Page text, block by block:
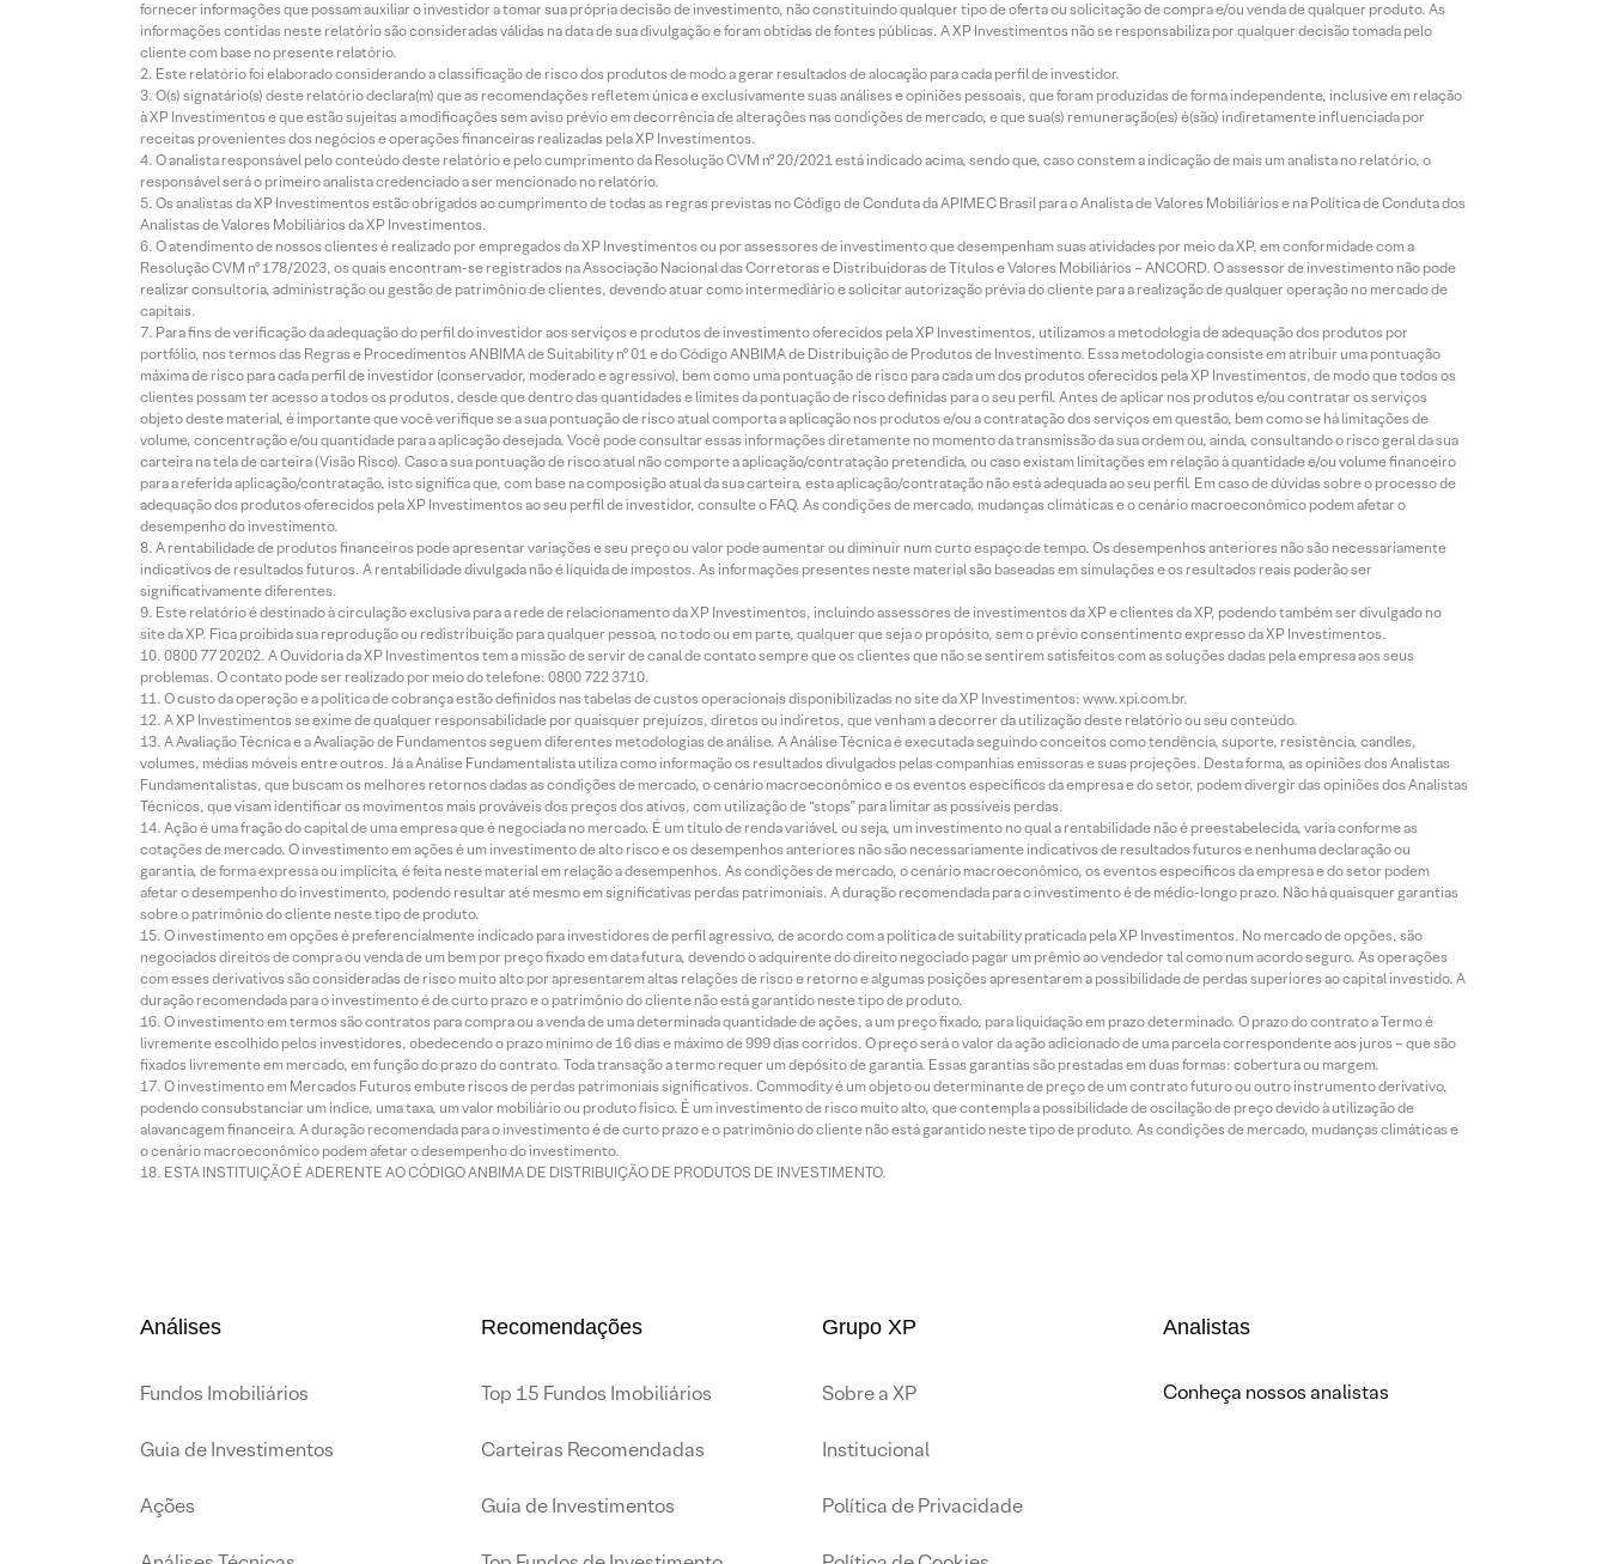
fornecer informações que possam auxiliar o investidor a tomar sua própria decisão de investimento, não constituindo qualquer tipo de oferta ou solicitação de compra e/ou venda de qualquer produto. As
informações contidas neste relatório são consideradas válidas na data de sua divulgação e foram obtidas de fontes públicas. A XP Investimentos não se responsabiliza por qualquer decisão tomada pelo
cliente com base no presente relatório.
Este relatório foi elaborado considerando a classificação de risco dos produtos de modo a gerar resultados de alocação para cada perfil de investidor.
O(s) signatário(s) deste relatório declara(m) que as recomendações refletem única e exclusivamente suas análises e opiniões pessoais, que foram produzidas de forma independente, inclusive em relação
à XP Investimentos e que estão sujeitas a modificações sem aviso prévio em decorrência de alterações nas condições de mercado, e que sua(s) remuneração(es) é(são) indiretamente influenciada por
receitas provenientes dos negócios e operações financeiras realizadas pela XP Investimentos.
O analista responsável pelo conteúdo deste relatório e pelo cumprimento da Resolução CVM nº 20/2021 está indicado acima, sendo que, caso constem a indicação de mais um analista no relatório, o
responsável será o primeiro analista credenciado a ser mencionado no relatório.
Os analistas da XP Investimentos estão obrigados ao cumprimento de todas as regras previstas no Código de Conduta da APIMEC Brasil para o Analista de Valores Mobiliários e na Política de Conduta dos
Analistas de Valores Mobiliários da XP Investimentos.
O atendimento de nossos clientes é realizado por empregados da XP Investimentos ou por assessores de investimento que desempenham suas atividades por meio da XP, em conformidade com a
Resolução CVM nº 178/2023, os quais encontram-se registrados na Associação Nacional das Corretoras e Distribuidoras de Títulos e Valores Mobiliários – ANCORD. O assessor de investimento não pode
realizar consultoria, administração ou gestão de patrimônio de clientes, devendo atuar como intermediário e solicitar autorização prévia do cliente para a realização de qualquer operação no mercado de
capitais.
Para fins de verificação da adequação do perfil do investidor aos serviços e produtos de investimento oferecidos pela XP Investimentos, utilizamos a metodologia de adequação dos produtos por
portfólio, nos termos das Regras e Procedimentos ANBIMA de Suitability nº 01 e do Código ANBIMA de Distribuição de Produtos de Investimento. Essa metodologia consiste em atribuir uma pontuação
máxima de risco para cada perfil de investidor (conservador, moderado e agressivo), bem como uma pontuação de risco para cada um dos produtos oferecidos pela XP Investimentos, de modo que todos os
clientes possam ter acesso a todos os produtos, desde que dentro das quantidades e limites da pontuação de risco definidas para o seu perfil. Antes de aplicar nos produtos e/ou contratar os serviços
objeto deste material, é importante que você verifique se a sua pontuação de risco atual comporta a aplicação nos produtos e/ou a contratação dos serviços em questão, bem como se há limitações de
volume, concentração e/ou quantidade para a aplicação desejada. Você pode consultar essas informações diretamente no momento da transmissão da sua ordem ou, ainda, consultando o risco geral da sua
carteira na tela de carteira (Visão Risco). Caso a sua pontuação de risco atual não comporte a aplicação/contratação pretendida, ou caso existam limitações em relação à quantidade e/ou volume financeiro
para a referida aplicação/contratação, isto significa que, com base na composição atual da sua carteira, esta aplicação/contratação não está adequada ao seu perfil. Em caso de dúvidas sobre o processo de
adequação dos produtos oferecidos pela XP Investimentos ao seu perfil de investidor, consulte o FAQ. As condições de mercado, mudanças climáticas e o cenário macroeconômico podem afetar o
desempenho do investimento.
A rentabilidade de produtos financeiros pode apresentar variações e seu preço ou valor pode aumentar ou diminuir num curto espaço de tempo. Os desempenhos anteriores não são necessariamente
indicativos de resultados futuros. A rentabilidade divulgada não é líquida de impostos. As informações presentes neste material são baseadas em simulações e os resultados reais poderão ser
significativamente diferentes.
Este relatório é destinado à circulação exclusiva para a rede de relacionamento da XP Investimentos, incluindo assessores de investimentos da XP e clientes da XP, podendo também ser divulgado no
site da XP. Fica proibida sua reprodução ou redistribuição para qualquer pessoa, no todo ou em parte, qualquer que seja o propósito, sem o prévio consentimento expresso da XP Investimentos.
0800 77 20202. A Ouvidoria da XP Investimentos tem a missão de servir de canal de contato sempre que os clientes que não se sentirem satisfeitos com as soluções dadas pela empresa aos seus
problemas. O contato pode ser realizado por meio do telefone: 0800 722 3710.
O custo da operação e a política de cobrança estão definidos nas tabelas de custos operacionais disponibilizadas no site da XP Investimentos: www.xpi.com.br.
A XP Investimentos se exime de qualquer responsabilidade por quaisquer prejuízos, diretos ou indiretos, que venham a decorrer da utilização deste relatório ou seu conteúdo.
A Avaliação Técnica e a Avaliação de Fundamentos seguem diferentes metodologias de análise. A Análise Técnica é executada seguindo conceitos como tendência, suporte, resistência, candles,
volumes, médias móveis entre outros. Já a Análise Fundamentalista utiliza como informação os resultados divulgados pelas companhias emissoras e suas projeções. Desta forma, as opiniões dos Analistas
Fundamentalistas, que buscam os melhores retornos dadas as condições de mercado, o cenário macroeconômico e os eventos específicos da empresa e do setor, podem divergir das opiniões dos Analistas
Técnicos, que visam identificar os movimentos mais prováveis dos preços dos ativos, com utilização de “stops” para limitar as possíveis perdas.
Ação é uma fração do capital de uma empresa que é negociada no mercado. É um título de renda variável, ou seja, um investimento no qual a rentabilidade não é preestabelecida, varia conforme as
cotações de mercado. O investimento em ações é um investimento de alto risco e os desempenhos anteriores não são necessariamente indicativos de resultados futuros e nenhuma declaração ou
garantia, de forma expressa ou implícita, é feita neste material em relação a desempenhos. As condições de mercado, o cenário macroeconômico, os eventos específicos da empresa e do setor podem
afetar o desempenho do investimento, podendo resultar até mesmo em significativas perdas patrimoniais. A duração recomendada para o investimento é de médio-longo prazo. Não há quaisquer garantias
sobre o patrimônio do cliente neste tipo de produto.
O investimento em opções é preferencialmente indicado para investidores de perfil agressivo, de acordo com a política de suitability praticada pela XP Investimentos. No mercado de opções, são
negociados direitos de compra ou venda de um bem por preço fixado em data futura, devendo o adquirente do direito negociado pagar um prêmio ao vendedor tal como num acordo seguro. As operações
com esses derivativos são consideradas de risco muito alto por apresentarem altas relações de risco e retorno e algumas posições apresentarem a possibilidade de perdas superiores ao capital investido. A
duração recomendada para o investimento é de curto prazo e o patrimônio do cliente não está garantido neste tipo de produto.
O investimento em termos são contratos para compra ou a venda de uma determinada quantidade de ações, a um preço fixado, para liquidação em prazo determinado. O prazo do contrato a Termo é
livremente escolhido pelos investidores, obedecendo o prazo mínimo de 16 dias e máximo de 999 dias corridos. O preço será o valor da ação adicionado de uma parcela correspondente aos juros – que são
fixados livremente em mercado, em função do prazo do contrato. Toda transação a termo requer um depósito de garantia. Essas garantias são prestadas em duas formas: cobertura ou margem.
O investimento em Mercados Futuros embute riscos de perdas patrimoniais significativos. Commodity é um objeto ou determinante de preço de um contrato futuro ou outro instrumento derivativo,
podendo consubstanciar um índice, uma taxa, um valor mobiliário ou produto físico. É um investimento de risco muito alto, que contempla a possibilidade de oscilação de preço devido à utilização de
alavancagem financeira. A duração recomendada para o investimento é de curto prazo e o patrimônio do cliente não está garantido neste tipo de produto. As condições de mercado, mudanças climáticas e
o cenário macroeconômico podem afetar o desempenho do investimento.
ESTA INSTITUIÇÃO É ADERENTE AO CÓDIGO ANBIMA DE DISTRIBUIÇÃO DE PRODUTOS DE INVESTIMENTO.
Análises
Fundos Imobiliários
Guia de Investimentos
Ações
Recomendações
Top 15 Fundos Imobiliários
Carteiras Recomendadas
Guia de Investimentos
Grupo XP
Sobre a XP
Institucional
Política de Privacidade
Analistas
Conheça nossos analistas